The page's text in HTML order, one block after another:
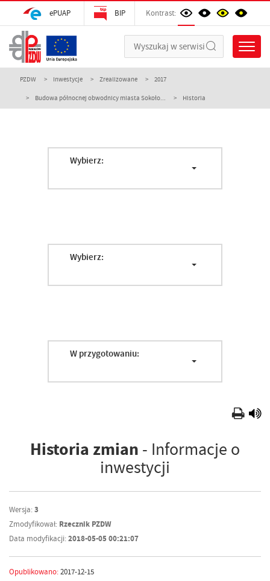
ePUAP BIP Kontrast:
PZDW Inwestycje Zrealizowane 2017
Budowa północnej obwodnicy miasta Sokoło... Historia
Wybierz:
Wybierz:
W przygotowaniu:
Historia zmian - Informacje o
inwestycji
Wersja:3
Zmodyfikował: Rzecznik PZDW
Data modyfikacji:2018-05-05 00:21:07
Opublikowano:2017-12-15